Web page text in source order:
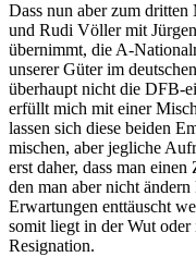
Dass nun aber zum
und Rudi Völler mit
übernimmt, die A-
unserer Güter im
überhaupt nicht die DFB-
erfüllt mich mit einer
lassen sich diese beiden
mischen, aber jegliche
erst daher, dass man
den man aber nicht
Erwartungen enttäuscht
somit liegt in der Wut
Resignation.